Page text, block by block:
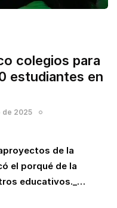
colegios para
estudiantes en
de 2025
de la
el porqué de la
educativos._…